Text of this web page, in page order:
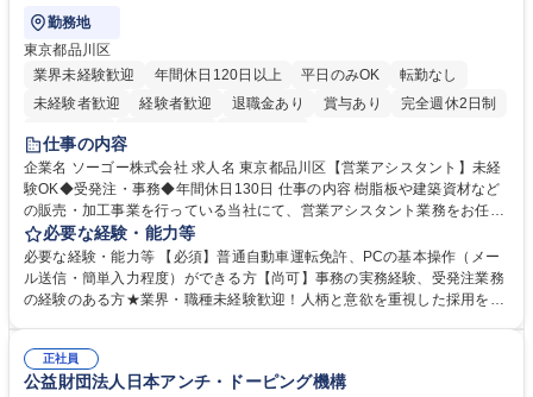
勤務地
東京都品川区
業界未経験歓迎
年間休日120日以上 平日のみOK
転勤なし
未経験者歓迎
経験者歓迎 退職金あり 賞与あり
完全週休2日制
交通費支給
仕事の内容
企業名 ソーゴー株式会社 求人名 東京都品川区【営業アシスタント】未経
験OK◆受発注・事務◆年間休日130日 仕事の内容 樹脂板や建築資材など
の販売・加工事業を行っている当社にて、営業アシスタント業務をお任せ
いたします。注文対応やWebデータの出力、各所への発注・加工依頼のほ
か、電話・メール対応等の事務業務を担当します。 ■受注・発注業務：FA
Xによる注文対応、Web発注データのプリントアウト、各仕入先・協力会
社への発注および加工依頼等 ■納品書・請求書の作成および発送手配 ■商
当社の指定する業務 募集職種 東京都品川区【営業アシスタント】未経験O
K◆受発注・事務◆年間休日130日
必要な経験・能力等
必要な経験・能力等 【必須】普通自動車運転免許、PCの基本操作（メー
ル送信・簡単入力程度）ができる方【尚可】事務の実務経験、受発注業務
の経験のある方★業界・職種未経験歓迎！人柄と意欲を重視した採用を行
変化に臨機応変かつ柔軟に対応できる方、約束を守り正確に作業を進めら
れる方を求めています。高度なPCスキルや関数知識は一切不要です。丁
正社員
公益財団法人日本アンチ・ドーピング機構